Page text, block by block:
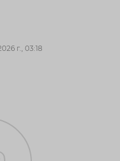
г., 03:18